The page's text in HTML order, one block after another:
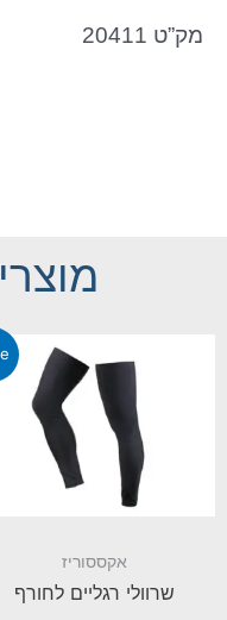
מק”ט 20411
אקססוריז
שרוולי רגליים לחורף